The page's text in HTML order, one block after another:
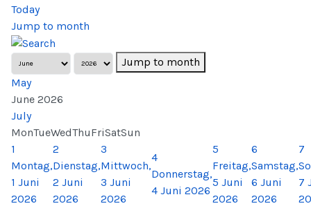
Today
Jump to month
Jump to month
May
June 2026
July
MonTueWedThuFriSatSun
1
Montag,
1 Juni
2026
2
Dienstag,
2 Juni
2026
3
Mittwoch,
3 Juni
2026
4
Donnerstag,
4 Juni 2026
5
Freitag,
5 Juni
2026
6
Samstag,
6 Juni
2026
7
7